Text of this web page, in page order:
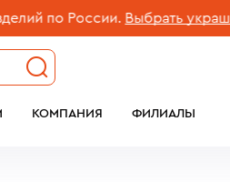
по России. Выбрать украшение
КОМПАНИЯ ФИЛИАЛЫ